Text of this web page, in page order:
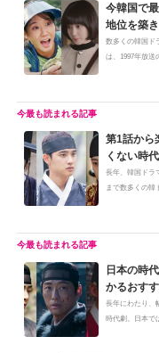
今韓国で
地位を築
数多くの韓国ド
は、1997年放送
第1話から
くない時
長年、韓国ドラ
まで数多くの韓
日本の時
かるおす
長年にわたり、
時代劇。日本で